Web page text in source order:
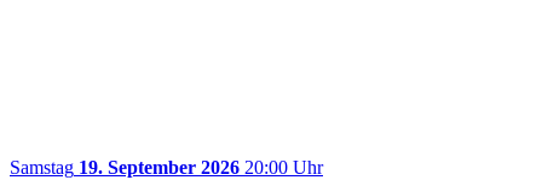
Samstag 19. September 2026 20:00 Uhr